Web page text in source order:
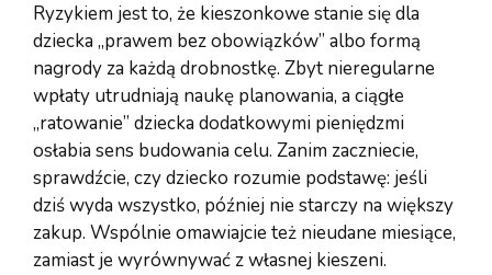
Ryzykiem jest to, że kieszonkowe stanie się dla
dziecka „prawem bez obowiązków” albo formą
nagrody za każdą drobnostkę. Zbyt nieregularne
wpłaty utrudniają naukę planowania, a ciągłe
„ratowanie” dziecka dodatkowymi pieniędzmi
osłabia sens budowania celu. Zanim zaczniecie,
sprawdźcie, czy dziecko rozumie podstawę: jeśli
dziś wyda wszystko, później nie starczy na większy
zakup. Wspólnie omawiajcie też nieudane miesiące,
zamiast je wyrównywać z własnej kieszeni.